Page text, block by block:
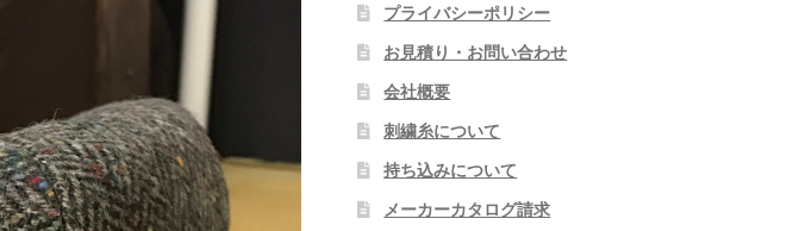
プライバシーポリシー
お見積り・お問い合わせ
会社概要
刺繍糸について
持ち込みについて
メーカーカタログ請求